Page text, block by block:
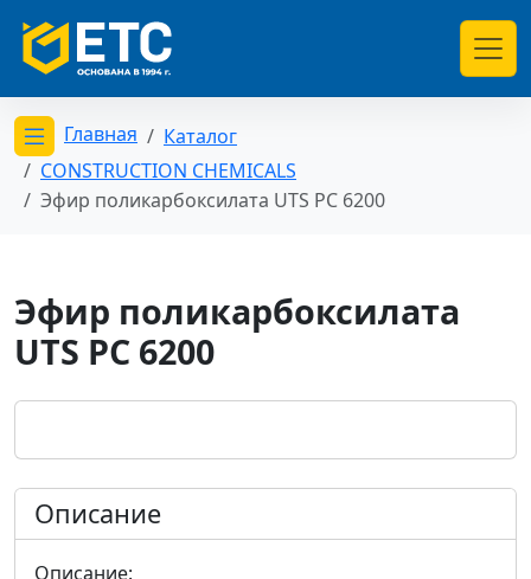
Открыть меню категорий
Главная
Каталог
CONSTRUCTION CHEMICALS
Эфир поликарбоксилата UTS PC 6200
Эфир поликарбоксилата
UTS PC 6200
Описание
Описание: